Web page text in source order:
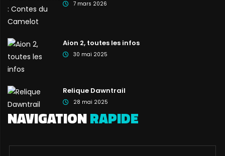
7 mars 2026
Aion 2, toutes les infos
30 mai 2025
Relique Dawntrail
28 mai 2025
NAVIGATIONRAPIDE